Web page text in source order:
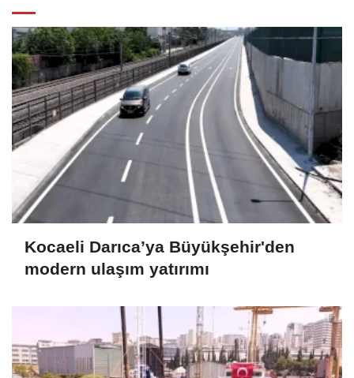
Kocaeli Darıca’ya Büyükşehir'den
modern ulaşım yatırımı